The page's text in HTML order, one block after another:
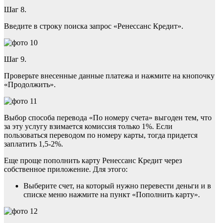
Шаг 8.
Введите в строку поиска запрос «Ренессанс Кредит».
Шаг 9.
Проверьте внесенные данные платежа и нажмите на кнопочку
«Продолжить».
Выбор способа перевода «По номеру счета» выгоден тем, что
за эту услугу взимается комиссия только 1%. Если
пользоваться переводом по номеру карты, тогда придется
заплатить 1,5-2%.
Еще проще пополнить карту Ренессанс Кредит через
собственное приложение. Для этого:
Выберите счет, на который нужно перевести деньги и в
списке меню нажмите на пункт «Пополнить карту».